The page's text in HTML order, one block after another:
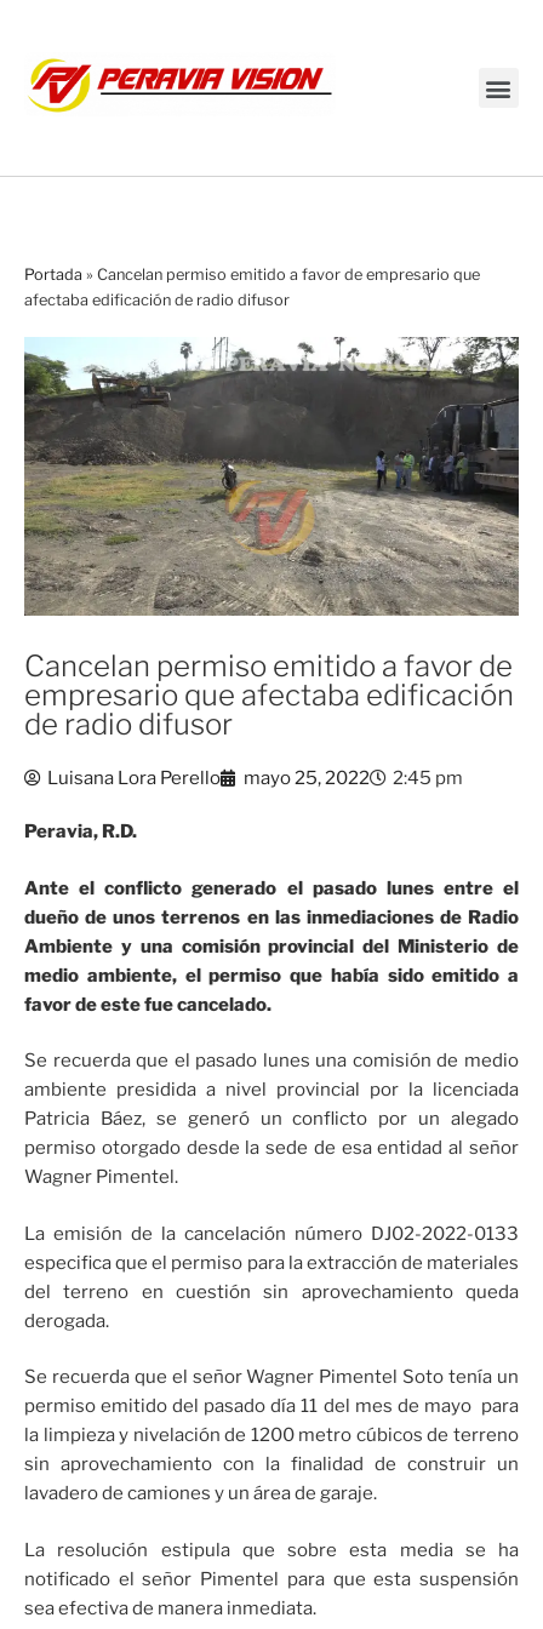
Portada » Cancelan permiso emitido a favor de empresario que
afectaba edificación de radio difusor
Cancelan permiso emitido a favor de
empresario que afectaba edificación
de radio difusor
Luisana Lora Perello mayo 25, 2022 2:45 pm
Peravia, R.D.
Ante el conflicto generado el pasado lunes entre el
dueño de unos terrenos en las inmediaciones de Radio
Ambiente y una comisión provincial del Ministerio de
medio ambiente, el permiso que había sido emitido a
favor de este fue cancelado.
Se recuerda que el pasado lunes una comisión de medio
ambiente presidida a nivel provincial por la licenciada
Patricia Báez, se generó un conflicto por un alegado
permiso otorgado desde la sede de esa entidad al señor
Wagner Pimentel.
La emisión de la cancelación número DJ02-2022-0133
especifica que el permiso para la extracción de materiales
del terreno en cuestión sin aprovechamiento queda
derogada.
Se recuerda que el señor Wagner Pimentel Soto tenía un
permiso emitido del pasado día 11 del mes de mayo para
la limpieza y nivelación de 1200 metro cúbicos de terreno
sin aprovechamiento con la finalidad de construir un
lavadero de camiones y un área de garaje.
La resolución estipula que sobre esta media se ha
notificado el señor Pimentel para que esta suspensión
sea efectiva de manera inmediata.